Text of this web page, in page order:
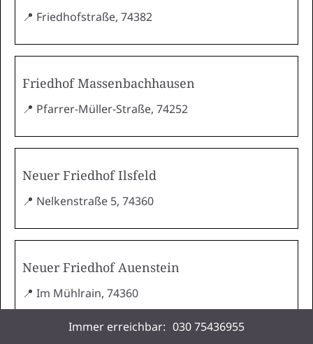
📍 Friedhofstraße, 74382
Friedhof Massenbachhausen
📍 Pfarrer-Müller-Straße, 74252
Neuer Friedhof Ilsfeld
📍 Nelkenstraße 5, 74360
Neuer Friedhof Auenstein
📍 Im Mühlrain, 74360
Immer erreichbar: 030 75436955